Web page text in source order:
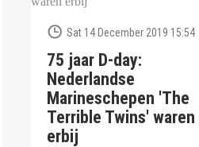
Sat 14 December 2019 15:54
75 jaar D-day:
Nederlandse
Marineschepen 'The
Terrible Twins' waren
erbij